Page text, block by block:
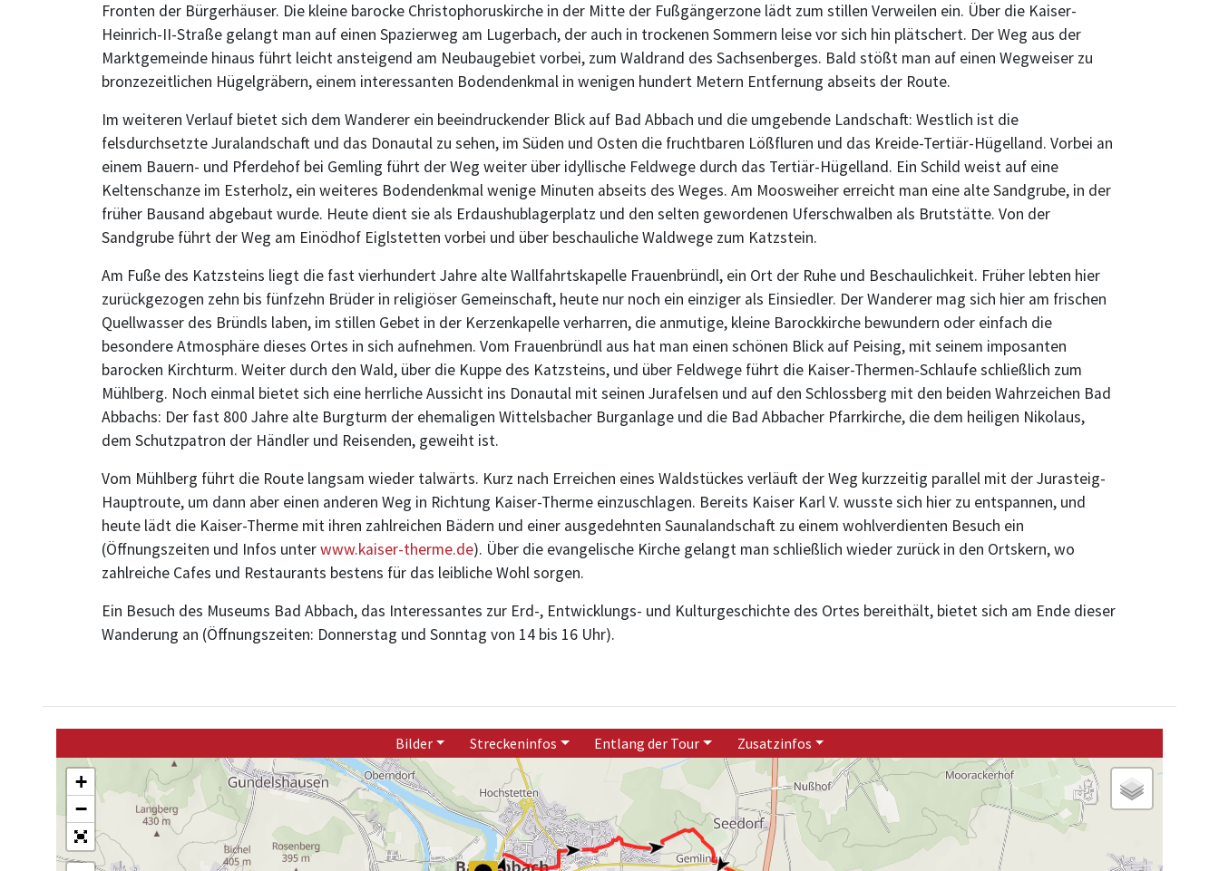
Fronten der Bürgerhäuser. Die kleine barocke Christophoruskirche in der Mitte der Fußgängerzone lädt zum stillen Verweilen ein. Über die Kaiser-
Heinrich-II-Straße gelangt man auf einen Spazierweg am Lugerbach, der auch in trockenen Sommern leise vor sich hin plätschert. Der Weg aus der
Marktgemeinde hinaus führt leicht ansteigend am Neubaugebiet vorbei, zum Waldrand des Sachsenberges. Bald stößt man auf einen Wegweiser zu
bronzezeitlichen Hügelgräbern, einem interessanten Bodendenkmal in wenigen hundert Metern Entfernung abseits der Route.
Im weiteren Verlauf bietet sich dem Wanderer ein beeindruckender Blick auf Bad Abbach und die umgebende Landschaft: Westlich ist die
felsdurchsetzte Juralandschaft und das Donautal zu sehen, im Süden und Osten die fruchtbaren Lößfluren und das Kreide-Tertiär-Hügelland. Vorbei an
einem Bauern- und Pferdehof bei Gemling führt der Weg weiter über idyllische Feldwege durch das Tertiär-Hügelland. Ein Schild weist auf eine
Keltenschanze im Esterholz, ein weiteres Bodendenkmal wenige Minuten abseits des Weges. Am Moosweiher erreicht man eine alte Sandgrube, in der
früher Bausand abgebaut wurde. Heute dient sie als Erdaushublagerplatz und den selten gewordenen Uferschwalben als Brutstätte. Von der
Sandgrube führt der Weg am Einödhof Eiglstetten vorbei und über beschauliche Waldwege zum Katzstein.
Am Fuße des Katzsteins liegt die fast vierhundert Jahre alte Wallfahrtskapelle Frauenbründl, ein Ort der Ruhe und Beschaulichkeit. Früher lebten hier
zurückgezogen zehn bis fünfzehn Brüder in religiöser Gemeinschaft, heute nur noch ein einziger als Einsiedler. Der Wanderer mag sich hier am frischen
Quellwasser des Bründls laben, im stillen Gebet in der Kerzenkapelle verharren, die anmutige, kleine Barockkirche bewundern oder einfach die
besondere Atmosphäre dieses Ortes in sich aufnehmen. Vom Frauenbründl aus hat man einen schönen Blick auf Peising, mit seinem imposanten
barocken Kirchturm. Weiter durch den Wald, über die Kuppe des Katzsteins, und über Feldwege führt die Kaiser-Thermen-Schlaufe schließlich zum
Mühlberg. Noch einmal bietet sich eine herrliche Aussicht ins Donautal mit seinen Jurafelsen und auf den Schlossberg mit den beiden Wahrzeichen Bad
Abbachs: Der fast 800 Jahre alte Burgturm der ehemaligen Wittelsbacher Burganlage und die Bad Abbacher Pfarrkirche, die dem heiligen Nikolaus,
dem Schutzpatron der Händler und Reisenden, geweiht ist.
Vom Mühlberg führt die Route langsam wieder talwärts. Kurz nach Erreichen eines Waldstückes verläuft der Weg kurzzeitig parallel mit der Jurasteig-
Hauptroute, um dann aber einen anderen Weg in Richtung Kaiser-Therme einzuschlagen. Bereits Kaiser Karl V. wusste sich hier zu entspannen, und
heute lädt die Kaiser-Therme mit ihren zahlreichen Bädern und einer ausgedehnten Saunalandschaft zu einem wohlverdienten Besuch ein
(Öffnungszeiten und Infos unterwww.kaiser-therme.de). Über die evangelische Kirche gelangt man schließlich wieder zurück in den Ortskern, wo
zahlreiche Cafes und Restaurants bestens für das leibliche Wohl sorgen.
Ein Besuch des Museums Bad Abbach, das Interessantes zur Erd-, Entwicklungs- und Kulturgeschichte des Ortes bereithält, bietet sich am Ende dieser
Wanderung an (Öffnungszeiten: Donnerstag und Sonntag von 14 bis 16 Uhr).
Bilder Streckeninfos Entlang der Tour Zusatzinfos
+
−